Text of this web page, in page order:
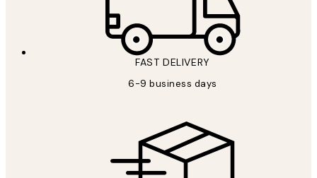
FAST DELIVERY
6-9 business days